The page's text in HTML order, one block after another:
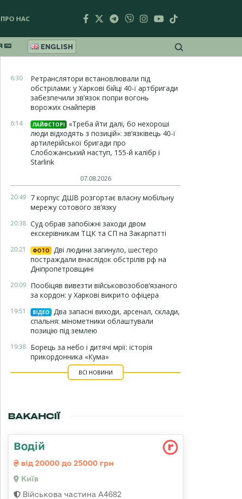
ПРО НАС
ENGLISH
6:30
Ретранслятори встановлювали під
обстрілами: у Харкові бійці 40-ї артбригади
забезпечили зв’язок попри вогонь
ворожих снайперів
6:14 ЛАЙФСТОРІ
«Треба йти далі, бо нехороші
люди відходять з позицій»: зв’язківець 40-ї
артилерійської бригади про
Слобожанський наступ, 155-й калібр і
Starlink
07.08.2026
20:49 7 корпус ДШВ розгортає власну мобільну
мережу сотового зв’язку
20:38 Суд обрав запобіжні заходи двом
екскерівникам ТЦК та СП на Закарпатті
20:21 ФОТО
Дві людини загинуло, шестеро
постраждали внаслідок обстрілів рф на
Дніпропетровщині
20:09 Пообіцяв вивезти військовозобов’язаного
за кордон: у Харкові викрито офіцера
19:51 ВІДЕО
Два запасні виходи, арсенал, склади,
спальня: мінометники облаштували
позицію під землею
19:38 Борець за небо і дитячі мрії: історія
прикордонника «Кума»
ВСІ НОВИНИ
ВАКАНСІЇ
Водій
від 20000 до 25000 грн
Київ
Військова частина А4682